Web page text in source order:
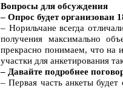
Вопросы для обсуждения
– Опрос будет организован
– Норильчане всегда
получения максимально
прекрасно понимаем, что на
участки для анкетирования
– Давайте подробнее
– Первая часть анкеты